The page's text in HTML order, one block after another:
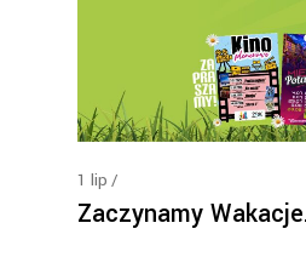
1 lip
Zaczynamy